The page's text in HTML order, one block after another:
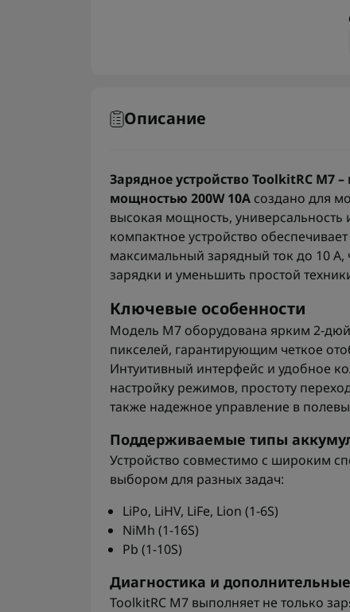
Описание
Зарядное устройство ToolkitRC
мощностью 200W 10Aсоздано для
высокая мощность, универсальность
компактное устройство
максимальный зарядный ток до 10 А,
зарядки и уменьшить простой
Ключевые особенности
Модель M7 оборудована ярким 2-
пикселей, гарантирующим четкое
Интуитивный интерфейс и удобное
настройку режимов, простоту
также надежное управление в
Поддерживаемые типы
Устройство совместимо с широким
выбором для разных задач:
LiPo, LiHV, LiFe, Lion (1-6S)
NiMh (1-16S)
Pb (1-10S)
Диагностика и
ToolkitRC M7 выполняет не только